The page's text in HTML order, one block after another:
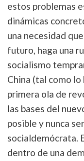
estos problemas
dinámicas
una necesidad
futuro, haga una
socialismo
China (tal como
primera ola de
las bases del
posible y nunca
socialdemócrata.
dentro de una